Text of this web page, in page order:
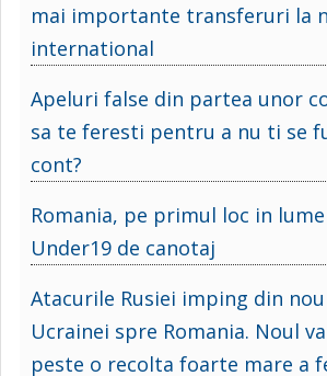
mai importante transferuri la
international
Apeluri false din partea unor
sa te feresti pentru a nu ti se
cont?
Romania, pe primul loc in
Under19 de canotaj
Atacurile Rusiei imping din
Ucrainei spre Romania. Noul
peste o recolta foarte mare a